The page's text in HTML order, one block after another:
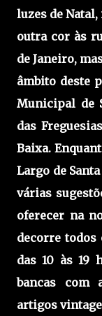
luzes de Natal,
outra cor às
de Janeiro,
âmbito deste
Municipal de
das
Baixa.
Largo de
várias
oferecer na
decorre todos
das 10 às 19
bancas com
artigos